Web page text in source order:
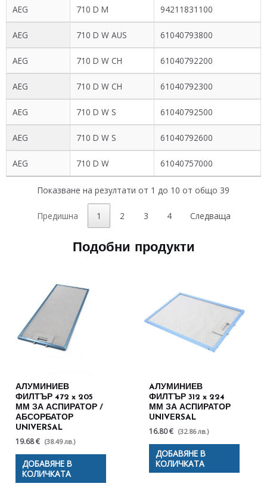
AEG 710 D M 94211831100
AEG 710 D W AUS 61040793800
AEG 710 D W CH 61040792200
AEG 710 D W CH 61040792300
AEG 710 D W S 61040792500
AEG 710 D W S 61040792600
AEG 710 D W 61040757000
Показване на резултати от 1 до 10 от общо 39
Предишна 1 2 3 4 Следваща
Подобни продукти
АЛУМИНИЕВ
ФИЛТЪР 472 x 205
ММ ЗА АСПИРАТОР /
АБСОРБАТОР
UNIVERSAL
19.68 € (38.49 лв.)
ДОБАВЯНЕ В
КОЛИЧКАТА
AЛУМИНИЕВ
ФИЛТЪР 312 x 224
ММ ЗА АСПИРАТОР
UNIVERSAL
16.80 € (32.86 лв.)
ДОБАВЯНЕ В
КОЛИЧКАТА